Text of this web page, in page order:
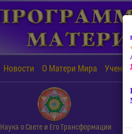
Новости О Матери Мира Учение
Наука о Свете и Его Трансформации